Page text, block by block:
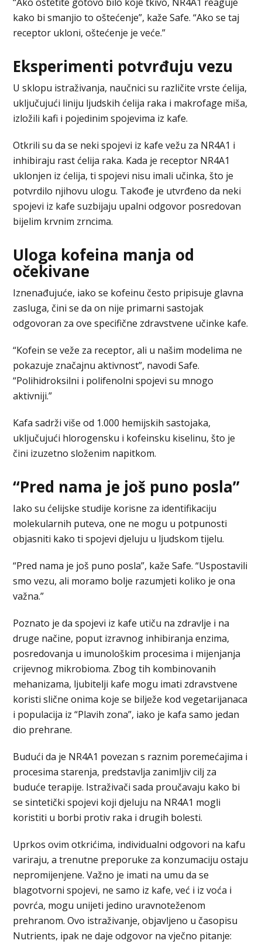
kako bi smanjio to oštećenje”, kaže Safe. “Ako se taj
receptor ukloni, oštećenje je veće.”
Eksperimenti potvrđuju vezu
U sklopu istraživanja, naučnici su različite vrste ćelija,
uključujući liniju ljudskih ćelija raka i makrofage miša,
izložili kafi i pojedinim spojevima iz kafe.
Otkrili su da se neki spojevi iz kafe vežu za NR4A1 i
inhibiraju rast ćelija raka. Kada je receptor NR4A1
uklonjen iz ćelija, ti spojevi nisu imali učinka, što je
potvrdilo njihovu ulogu. Takođe je utvrđeno da neki
spojevi iz kafe suzbijaju upalni odgovor posredovan
bijelim krvnim zrncima.
Uloga kofeina manja od
očekivane
Iznenađujuće, iako se kofeinu često pripisuje glavna
zasluga, čini se da on nije primarni sastojak
odgovoran za ove specifične zdravstvene učinke kafe.
“Kofein se veže za receptor, ali u našim modelima ne
pokazuje značajnu aktivnost”, navodi Safe.
“Polihidroksilni i polifenolni spojevi su mnogo
aktivniji.”
Kafa sadrži više od 1.000 hemijskih sastojaka,
uključujući hlorogensku i kofeinsku kiselinu, što je
čini izuzetno složenim napitkom.
“Pred nama je još puno posla”
Iako su ćelijske studije korisne za identifikaciju
molekularnih puteva, one ne mogu u potpunosti
objasniti kako ti spojevi djeluju u ljudskom tijelu.
“Pred nama je još puno posla”, kaže Safe. “Uspostavili
smo vezu, ali moramo bolje razumjeti koliko je ona
važna.”
Poznato je da spojevi iz kafe utiču na zdravlje i na
druge načine, poput izravnog inhibiranja enzima,
posredovanja u imunološkim procesima i mijenjanja
crijevnog mikrobioma. Zbog tih kombinovanih
mehanizama, ljubitelji kafe mogu imati zdravstvene
koristi slične onima koje se bilježe kod vegetarijanaca
i populacija iz “Plavih zona”, iako je kafa samo jedan
dio prehrane.
Budući da je NR4A1 povezan s raznim poremećajima i
procesima starenja, predstavlja zanimljiv cilj za
buduće terapije. Istraživači sada proučavaju kako bi
se sintetički spojevi koji djeluju na NR4A1 mogli
koristiti u borbi protiv raka i drugih bolesti.
Uprkos ovim otkrićima, individualni odgovori na kafu
variraju, a trenutne preporuke za konzumaciju ostaju
nepromijenjene. Važno je imati na umu da se
blagotvorni spojevi, ne samo iz kafe, već i iz voća i
povrća, mogu unijeti jedino uravnoteženom
prehranom. Ovo istraživanje, objavljeno u časopisu
Nutrients, ipak ne daje odgovor na vječno pitanje: